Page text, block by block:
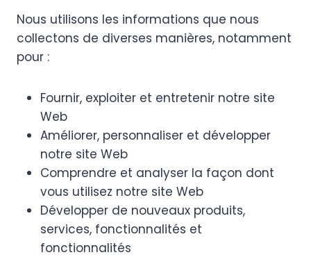
Nous utilisons les informations que nous
collectons de diverses manières, notamment
pour :
Fournir, exploiter et entretenir notre site
Web
Améliorer, personnaliser et développer
notre site Web
Comprendre et analyser la façon dont
vous utilisez notre site Web
Développer de nouveaux produits,
services, fonctionnalités et
fonctionnalités